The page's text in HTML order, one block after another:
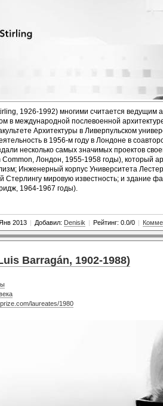
1926-1992) многими считается ведущим
в международной послевоенной
Архитектуры в Ливерпульском
в 1956-м году в Лондоне в
несколько самых значимых проектов
Лондон, 1955-1958 годы), который
Инженерный корпус Университета
мировую известность; и здание
1964-1967 годы).
2013 Добавил: Denisik Рейтинг: 0.0/0
Barragán, 1902-1988)
laureates/1980